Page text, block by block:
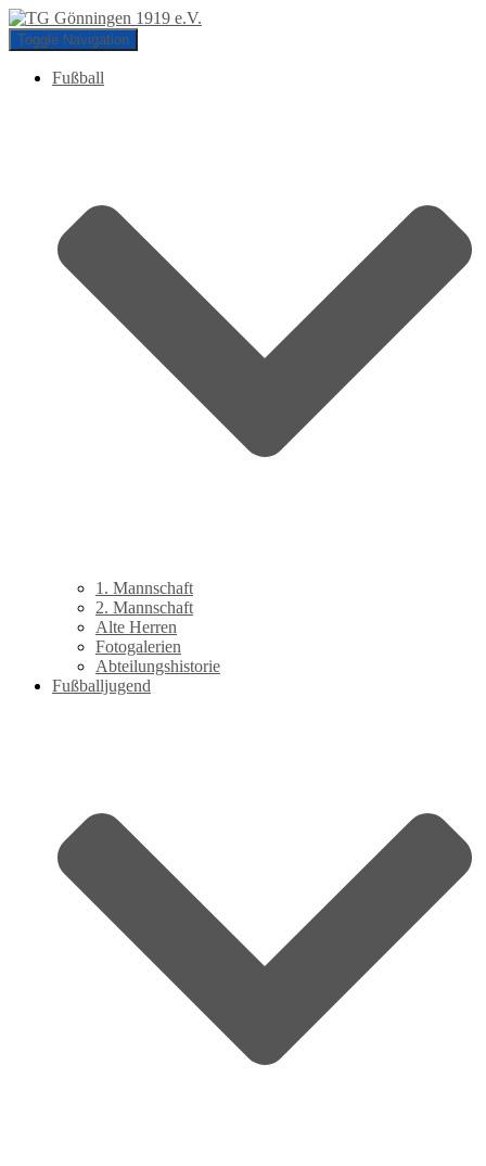
Toggle Navigation
Fußball
1. Mannschaft
2. Mannschaft
Alte Herren
Fotogalerien
Abteilungshistorie
Fußballjugend